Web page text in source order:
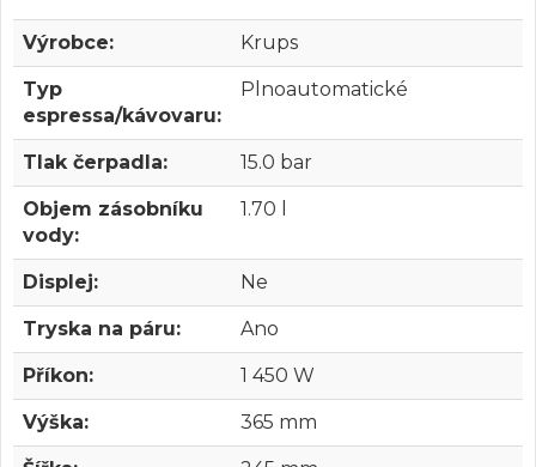
Výrobce: Krups
Typ
espressa/kávovaru:
Plnoautomatické
Tlak čerpadla: 15.0 bar
Objem zásobníku
vody:
1.70 l
Displej: Ne
Tryska na páru: Ano
Příkon: 1 450 W
Výška: 365 mm